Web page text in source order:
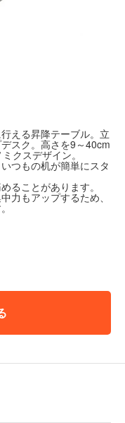
える昇降テーブル。立
スク。高さを9～40cm
クスデザイン。
つもの机が簡単にスタ
ることがあります。
力もアップするため、